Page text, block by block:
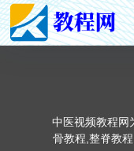
中医视频教程网
骨教程,整脊教